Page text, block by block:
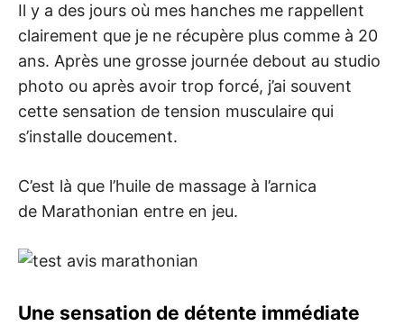
Il y a des jours où mes hanches me rappellent
clairement que je ne récupère plus comme à 20
ans. Après une grosse journée debout au studio
photo ou après avoir trop forcé, j’ai souvent
cette sensation de tension musculaire qui
s’installe doucement.
C’est là que l’huile de massage à l’arnica
de Marathonian entre en jeu.
Une sensation de détente immédiate